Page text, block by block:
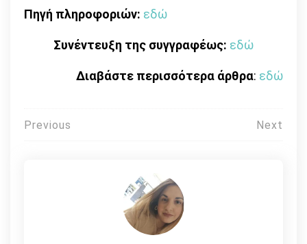
Πηγή πληροφοριών: εδώ
Συνέντευξη της συγγραφέως: εδώ
Διαβάστε περισσότερα άρθρα: εδώ
Πλοήγηση
Previous Next